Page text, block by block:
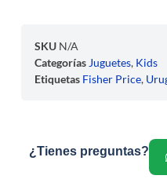
SKU N/A
Categorías Juguetes, Kids
Etiquetas Fisher Price,
¿Tienes preguntas?